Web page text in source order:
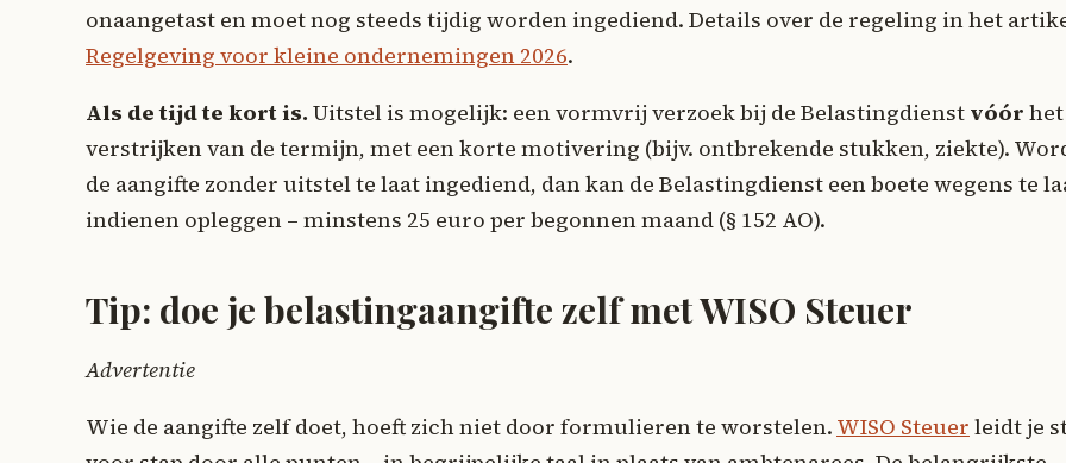
onaangetast en moet nog steeds tijdig worden ingediend. Details over de regeling in het
Regelgeving voor kleine ondernemingen 2026.
Als de tijd te kort is. Uitstel is mogelijk: een vormvrij verzoek bij de Belastingdienst vóór het
verstrijken van de termijn, met een korte motivering (bijv. ontbrekende stukken, ziekte).
de aangifte zonder uitstel te laat ingediend, dan kan de Belastingdienst een boete wegens te
indienen opleggen – minstens 25 euro per begonnen maand (§ 152 AO).
Tip: doe je belastingaangifte zelf met WISO Steuer
Advertentie
Wie de aangifte zelf doet, hoeft zich niet door formulieren te worstelen. WISO Steuer leidt je